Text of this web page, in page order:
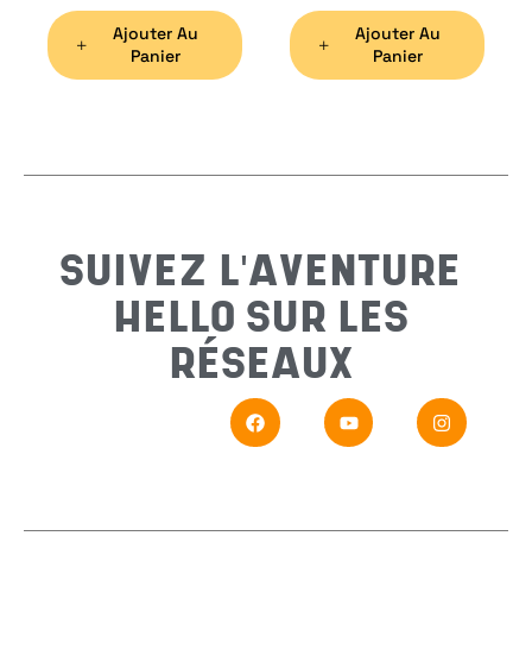
Ajouter Au
Panier
Ajouter Au
Panier
SUIVEZ L'AVENTURE
HELLO SUR LES
RÉSEAUX